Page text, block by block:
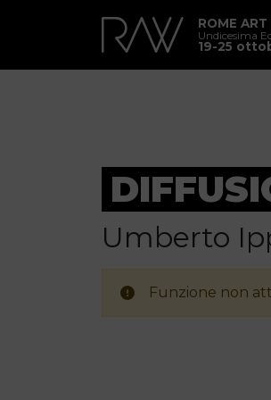
ROME ART
Undicesima
19-25
Umberto
Funzione non